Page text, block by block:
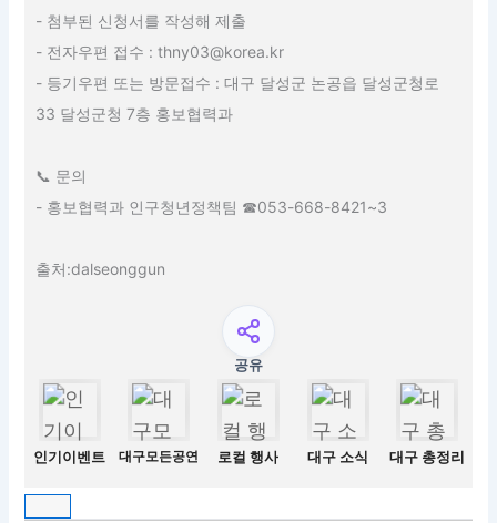
- 첨부된 신청서를 작성해 제출
- 전자우편 접수 : thny03@korea.kr
- 등기우편 또는 방문접수 : 대구 달성군 논공읍 달성군청로
33 달성군청 7층 홍보협력과
📞 문의
- 홍보협력과 인구청년정책팀 ☎053-668-8421~3
출처:dalseonggun
공유
인기이벤트 대구모든공연 로컬 행사 대구 소식 대구 총정리